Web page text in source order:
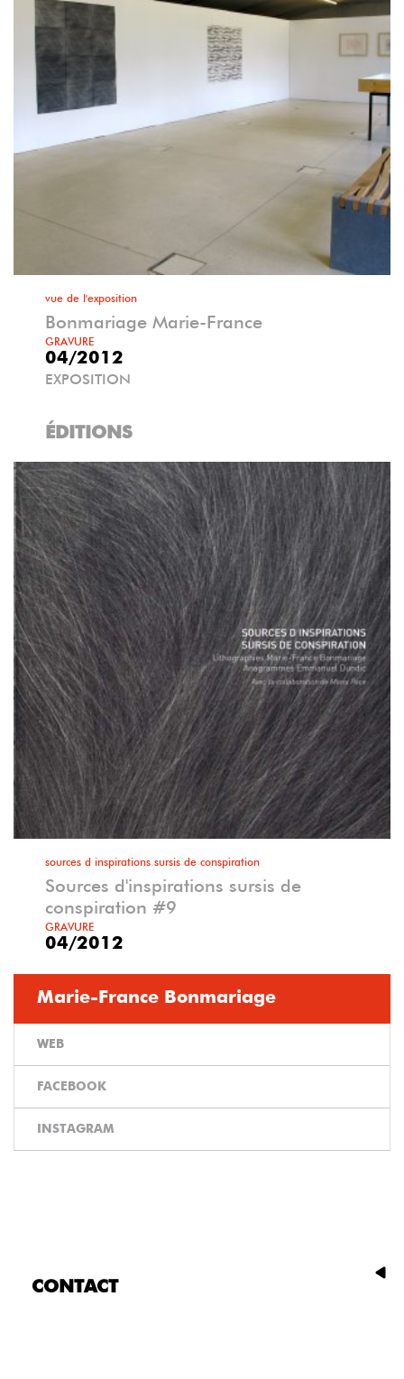
vue de l'exposition
Bonmariage Marie-France
GRAVURE
04/2012
EXPOSITION
ÉDITIONS
sources d inspirations sursis de conspiration
Sources d'inspirations sursis de
conspiration #9
GRAVURE
04/2012
Marie-France Bonmariage
WEB
FACEBOOK
INSTAGRAM
CONTACT